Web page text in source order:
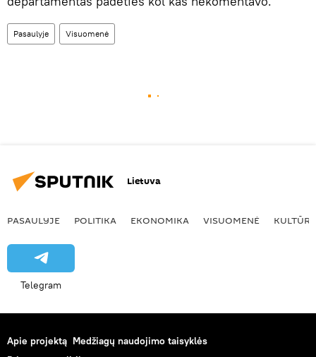
Pasaulyje Visuomenė
Lietuva
PASAULYJE POLITIKA EKONOMIKA VISUOMENĖ KULTŪRA
Telegram
Apie projektą Medžiagų naudojimo taisyklės